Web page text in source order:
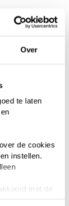
Over
te laten
de cookies
instellen.
met de
lezen over